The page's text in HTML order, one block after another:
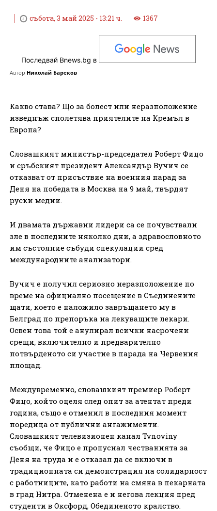
събота, 3 май 2025 - 13:21 ч. 1367
Последвай Bnews.bg в
Автор Николай Бареков
Какво става? Що за болест или неразположение
изведнъж сполетява приятелите на Кремъл в
Европа?
Словашкият министър-председател Роберт Фицо
и сръбският президент Александър Вучич се
отказват от присъствие на военния парад за
Деня на победата в Москва на 9 май, твърдят
руски медии.
И двамата държавни лидери са се почувствали
зле в последните няколко дни, а здравословното
им състояние събуди спекулации сред
международните анализатори.
Вучич е получил сериозно неразположение по
време на официално посещение в Съединените
щати, което е наложило завръщането му в
Белград по препоръка на лекуващите лекари.
Освен това той е анулирал всички насрочени
срещи, включително и предварително
потвърденото си участие в парада на Червения
площад.
Междувременно, словашкият премиер Роберт
Фицо, който оцеля след опит за атентат преди
година, също е отменил в последния момент
поредица от публични ангажименти.
Словашкият телевизионен канал Tvnoviny
съобщи, че Фицо е пропуснал честванията за
Деня на труда и е отказал да се включи в
традиционната си демонстрация на солидарност
с работниците, като работи на смяна в пекарната
в град Нитра. Отменена е и негова лекция пред
студенти в Оксфорд, Обединеното кралство.